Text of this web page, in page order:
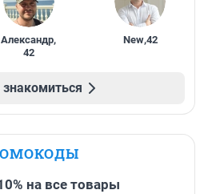
Александр,
42
New,42
на все товары